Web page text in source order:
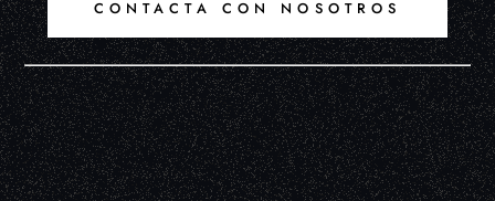
CONTACTA CON NOSOTROS